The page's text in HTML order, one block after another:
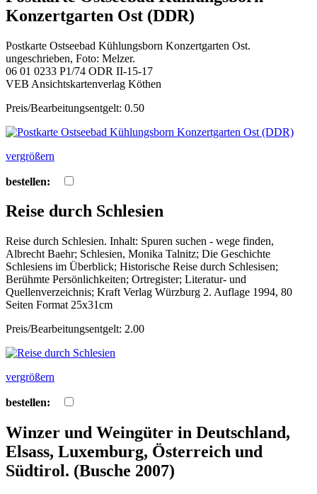
Konzertgarten Ost (DDR)
Postkarte Ostseebad Kühlungsborn Konzertgarten Ost.
ungeschrieben, Foto: Melzer.
06 01 0233 P1/74 ODR II-15-17
VEB Ansichtskartenverlag Köthen
Preis/Bearbeitungsentgelt: 0.50
vergrößern
bestellen:
Reise durch Schlesien
Reise durch Schlesien. Inhalt: Spuren suchen - wege finden,
Albrecht Baehr; Schlesien, Monika Talnitz; Die Geschichte
Schlesiens im Überblick; Historische Reise durch Schlesisen;
Berühmte Persönlichkeiten; Ortregister; Literatur- und
Quellenverzeichnis; Kraft Verlag Würzburg 2. Auflage 1994, 80
Seiten Format 25x31cm
Preis/Bearbeitungsentgelt: 2.00
vergrößern
bestellen:
Winzer und Weingüter in Deutschland,
Elsass, Luxemburg, Österreich und
Südtirol. (Busche 2007)